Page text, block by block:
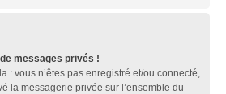
messages privés !
: vous n’êtes pas enregistré et/ou connecté,
la messagerie privée sur l’ensemble du